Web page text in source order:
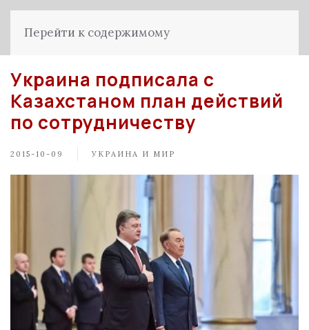
Перейти к содержимому
Украина подписала с
Казахстаном план действий
по сотрудничеству
2015-10-09 УКРАИНА И МИР